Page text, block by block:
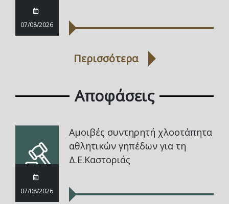
07/08/2026
Περισσότερα
Αποφάσεις
07/08/2026
Αμοιβές συντηρητή χλοοτάπητα
αθλητικών γηπέδων για τη
Δ.Ε.Καστοριάς